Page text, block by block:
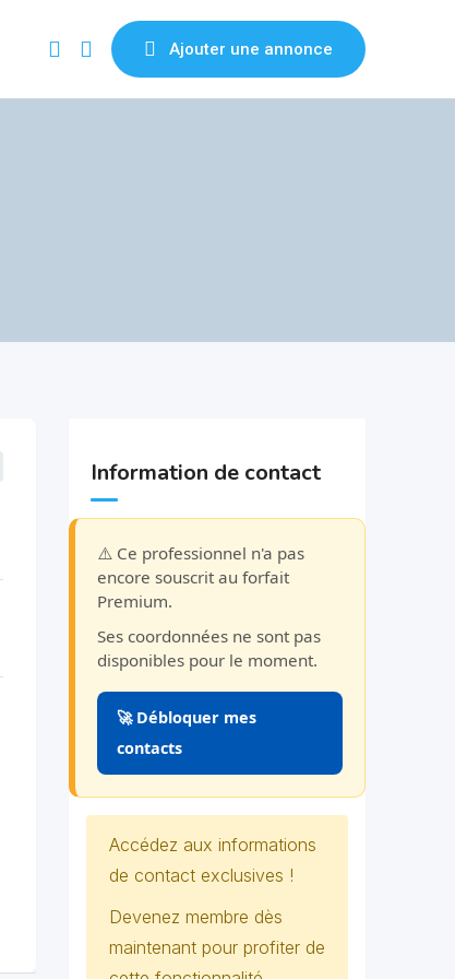
Ajouter une annonce
Information de contact
⚠️ Ce professionnel n'a pas
encore souscrit au forfait
Premium.
Ses coordonnées ne sont pas
disponibles pour le moment.
🚀 Débloquer mes
contacts
Accédez aux informations
de contact exclusives !
Devenez membre dès
maintenant pour profiter de